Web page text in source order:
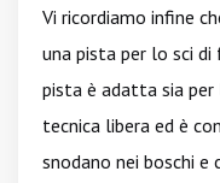
Vi ricordiamo infine
una pista per lo sci di
pista è adatta sia per
tecnica libera ed è
snodano nei boschi e